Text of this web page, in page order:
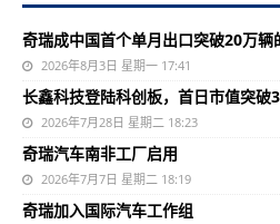
奇瑞成中国首个单月出口突破20万辆
2026年8月3日 星期一 17:41
长鑫科技登陆科创板，首日市值突破
2026年7月28日 星期二 18:23
奇瑞汽车南非工厂启用
2026年7月7日 星期二 18:19
奇瑞加入国际汽车工作组